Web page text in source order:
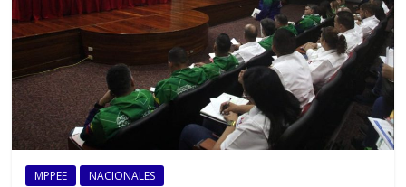
MPPEE NACIONALES